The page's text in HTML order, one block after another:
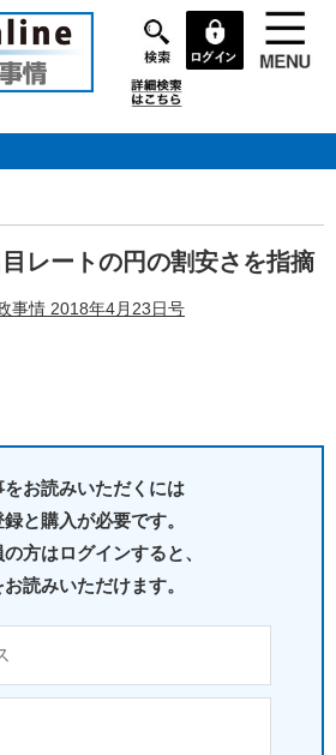
メ
イ
コ
ン
に
レートの円の割安さを指摘
事情 2018年4月23日号
をお読みいただくには
と購入が必要です。
方はログインすると、
読みいただけます。